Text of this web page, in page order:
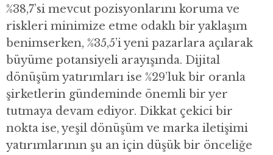
%38,7’si mevcut pozisyonlarını koruma ve
riskleri minimize etme odaklı bir yaklaşım
benimserken, %35,5’i yeni pazarlara açılarak
büyüme potansiyeli arayışında. Dijital
dönüşüm yatırımları ise %29’luk bir oranla
şirketlerin gündeminde önemli bir yer
tutmaya devam ediyor. Dikkat çekici bir
nokta ise, yeşil dönüşüm ve marka iletişimi
yatırımlarının şu an için düşük bir önceliğe